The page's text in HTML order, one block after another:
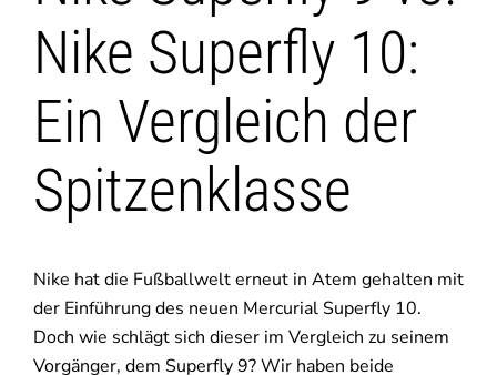
Nike Superfly 10:
Ein Vergleich der
Spitzenklasse
Nike hat die Fußballwelt erneut in Atem gehalten mit
der Einführung des neuen Mercurial Superfly 10.
Doch wie schlägt sich dieser im Vergleich zu seinem
Vorgänger, dem Superfly 9? Wir haben beide